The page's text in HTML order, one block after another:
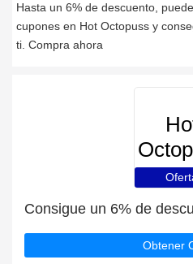
Hasta un 6% de descuento,
cupones en Hot Octopuss y
ti. Compra ahora
Obtener